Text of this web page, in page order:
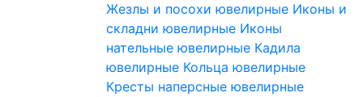
Жезлы и посохи ювелирные Иконы и
складни ювелирные Иконы
нательные ювелирные Кадила
ювелирные Кольца ювелирные
Кресты наперсные ювелирные